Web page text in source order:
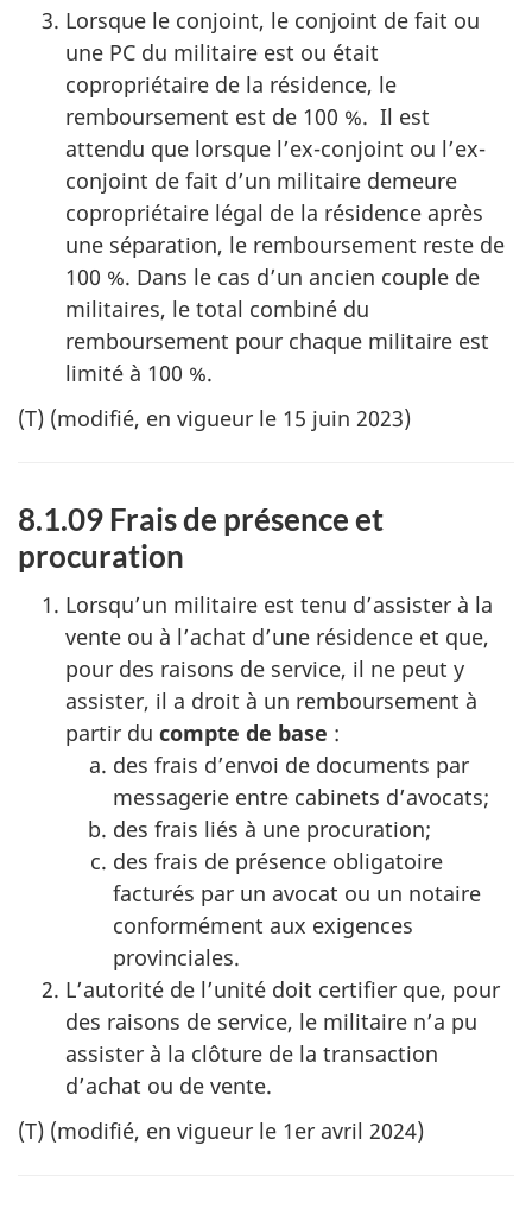
Lorsque le conjoint, le conjoint de fait ou
une PC du militaire est ou était
copropriétaire de la résidence, le
remboursement est de 100 %. Il est
attendu que lorsque l’ex-conjoint ou l’ex-
conjoint de fait d’un militaire demeure
copropriétaire légal de la résidence après
une séparation, le remboursement reste de
100 %. Dans le cas d’un ancien couple de
militaires, le total combiné du
remboursement pour chaque militaire est
limité à 100 %.
(T) (modifié, en vigueur le 15 juin 2023)
8.1.09 Frais de présence et
procuration
Lorsqu’un militaire est tenu d’assister à la
vente ou à l’achat d’une résidence et que,
pour des raisons de service, il ne peut y
assister, il a droit à un remboursement à
partir du compte de base :
des frais d’envoi de documents par
messagerie entre cabinets d’avocats;
des frais liés à une procuration;
des frais de présence obligatoire
facturés par un avocat ou un notaire
conformément aux exigences
provinciales.
L’autorité de l’unité doit certifier que, pour
des raisons de service, le militaire n’a pu
assister à la clôture de la transaction
d’achat ou de vente.
(T) (modifié, en vigueur le 1er avril 2024)